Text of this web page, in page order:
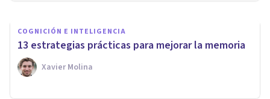
COGNICIÓN E INTELIGENCIA
13 estrategias prácticas para mejorar la memoria
Xavier Molina